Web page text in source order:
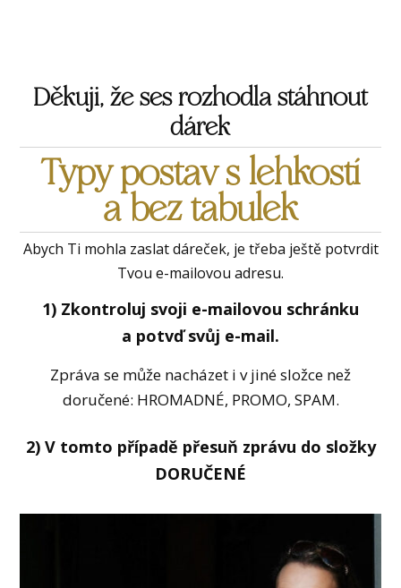
Děkuji, že ses rozhodla stáhnout
dárek
Typy postav s lehkostí
a bez tabulek
Abych Ti mohla zaslat dáreček, je třeba ještě potvrdit
Tvou e-mailovou adresu.
1) Zkontroluj svoji e-mailovou schránku
a potvď svůj e-mail.
Zpráva se může nacházet i v jiné složce než
doručené: HROMADNÉ, PROMO, SPAM.
2) V tomto případě přesuň zprávu do složky
DORUČENÉ